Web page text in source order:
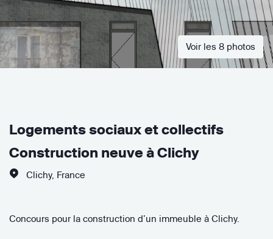
Voir les 8 photos
Logements sociaux et collectifs
Construction neuve à Clichy
Clichy, France
Concours pour la construction d’un immeuble à Clichy.